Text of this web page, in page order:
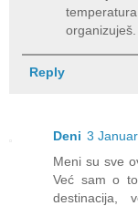
organizuješ.
Reply
Deni 3
Meni su sve
Već sam o
destinacija,